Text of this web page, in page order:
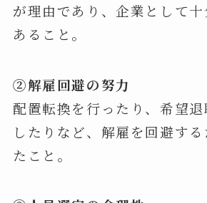
が理由であり、企業として
あること。
②解雇回避の努力
配置転換を行ったり、希望
したりなど、解雇を回避す
たこと。